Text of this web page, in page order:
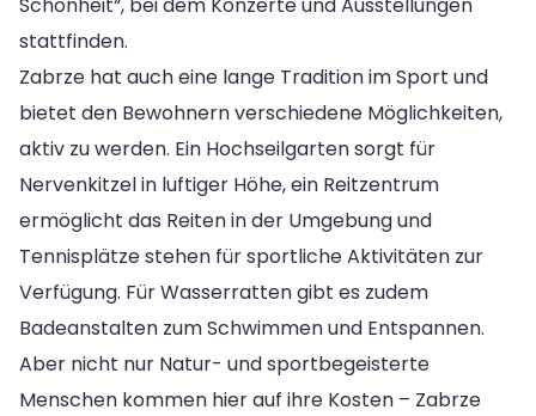
stattfinden.
Zabrze hat auch eine lange Tradition im Sport und
bietet den Bewohnern verschiedene Möglichkeiten,
aktiv zu werden. Ein Hochseilgarten sorgt für
Nervenkitzel in luftiger Höhe, ein Reitzentrum
ermöglicht das Reiten in der Umgebung und
Tennisplätze stehen für sportliche Aktivitäten zur
Verfügung. Für Wasserratten gibt es zudem
Badeanstalten zum Schwimmen und Entspannen.
Aber nicht nur Natur- und sportbegeisterte
Menschen kommen hier auf ihre Kosten – Zabrze